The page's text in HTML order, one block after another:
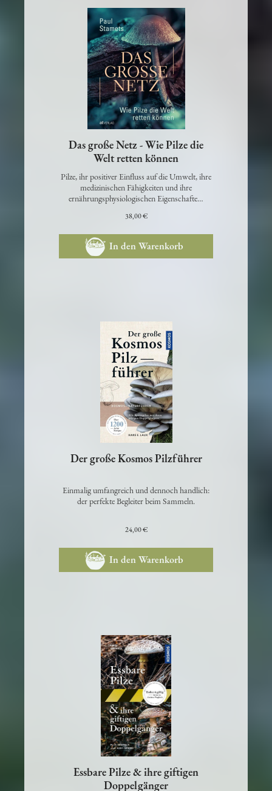
Das große Netz - Wie Pilze die
Welt retten können
Pilze, ihr positiver Einfluss auf die Umwelt, ihre
medizinischen Fähigkeiten und ihre
ernährungsphysiologischen Eigenschafte…
38,00 €
In den Warenkorb
Der große Kosmos Pilzführer
Einmalig umfangreich und dennoch handlich:
der perfekte Begleiter beim Sammeln.
24,00 €
In den Warenkorb
Essbare Pilze & ihre giftigen